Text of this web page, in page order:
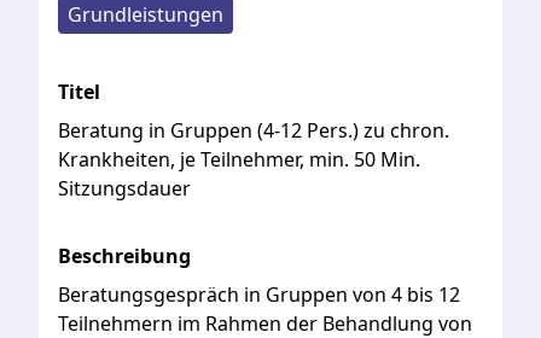
Grundleistungen
Titel
Beratung in Gruppen (4-12 Pers.) zu chron.
Krankheiten, je Teilnehmer, min. 50 Min.
Sitzungsdauer
Beschreibung
Beratungsgespräch in Gruppen von 4 bis 12
Teilnehmern im Rahmen der Behandlung von